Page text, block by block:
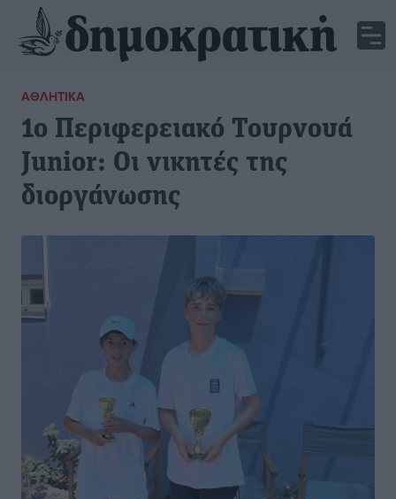
ΑΘΛΗΤΙΚΆ
1ο Περιφερειακό Τουρνουά
Junior: Οι νικητές της
διοργάνωσης